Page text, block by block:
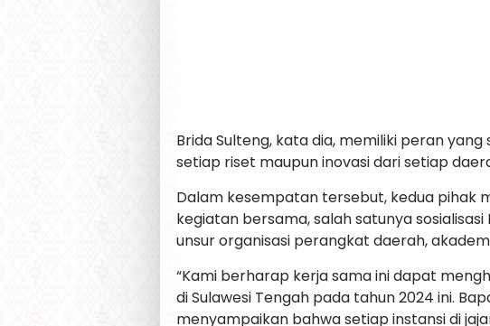
Brida Sulteng, kata dia, memiliki peran
setiap riset maupun inovasi dari setiap
Dalam kesempatan tersebut, kedua pihak
kegiatan bersama, salah satunya
unsur organisasi perangkat daerah,
“Kami berharap kerja sama ini dapat
di Sulawesi Tengah pada tahun 2024 ini.
menyampaikan bahwa setiap instansi di